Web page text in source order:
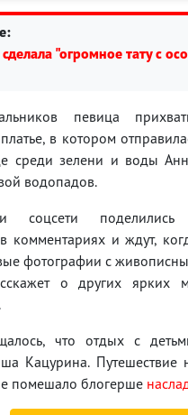
"огромное тату с
певица
в котором
среди зелени и воды
водопадов.
соцсети
комментариях и ждут,
фотографии с
о других ярких
что отдых с
Кацурина.
помешало блогерше